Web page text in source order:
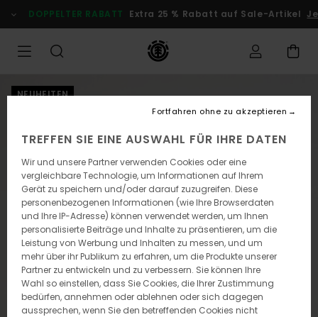
zur
Produktinformation
DOPPELTER RABATT Extra 25 % Rabatt auf Sale-Artikel
NEUHEITEN
TREFFEN SIE EINE AUSWAHL FÜR IHRE DATEN
Wir und unsere Partner verwenden Cookies oder eine
vergleichbare Technologie, um Informationen auf Ihrem
Gerät zu speichern und/oder darauf zuzugreifen. Diese
personenbezogenen Informationen (wie Ihre Browserdaten
und Ihre IP-Adresse) können verwendet werden, um Ihnen
personalisierte Beiträge und Inhalte zu präsentieren, um die
Leistung von Werbung und Inhalten zu messen, und um
mehr über ihr Publikum zu erfahren, um die Produkte unserer
Partner zu entwickeln und zu verbessern. Sie können Ihre
Wahl so einstellen, dass Sie Cookies, die Ihrer Zustimmung
bedürfen, annehmen oder ablehnen oder sich dagegen
aussprechen, wenn Sie den betreffenden Cookies nicht
Fortfahren ohne zu akzeptieren